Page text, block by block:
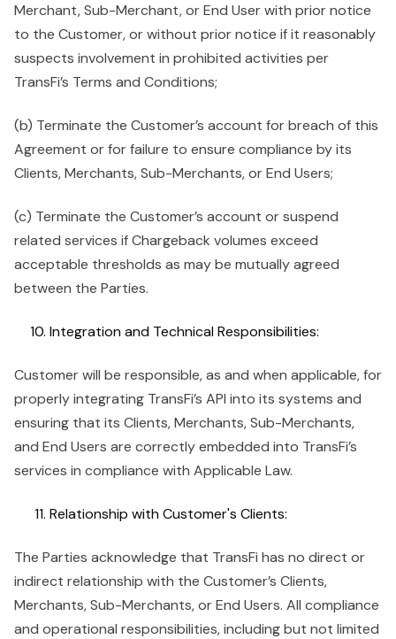
Merchant, Sub-Merchant, or End User with prior notice
to the Customer, or without prior notice if it reasonably
suspects involvement in prohibited activities per
TransFi’s Terms and Conditions;
(b) Terminate the Customer’s account for breach of this
Agreement or for failure to ensure compliance by its
Clients, Merchants, Sub-Merchants, or End Users;
(c) Terminate the Customer’s account or suspend
related services if Chargeback volumes exceed
acceptable thresholds as may be mutually agreed
between the Parties.
Integration and Technical Responsibilities:
Customer will be responsible, as and when applicable, for
properly integrating TransFi’s API into its systems and
ensuring that its Clients, Merchants, Sub-Merchants,
and End Users are correctly embedded into TransFi’s
services in compliance with Applicable Law.
Relationship with Customer's Clients:
The Parties acknowledge that TransFi has no direct or
indirect relationship with the Customer’s Clients,
Merchants, Sub-Merchants, or End Users. All compliance
and operational responsibilities, including but not limited